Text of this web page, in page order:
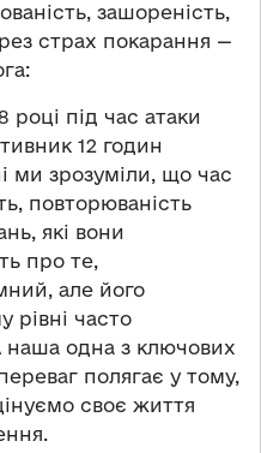
зашореність,
страх покарання —
під час атаки
12 годин
ми зрозуміли, що час
повторюваність
які вони
про те,
але його
рівні часто
наша одна з ключових
полягає у тому,
своє життя